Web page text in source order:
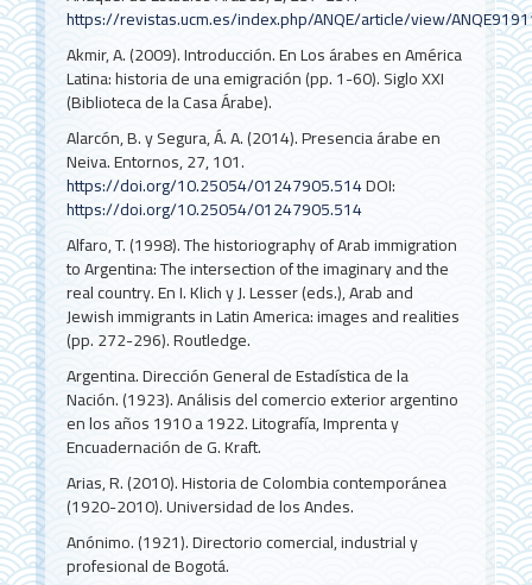
https://revistas.ucm.es/index.php/ANQE/article/view/
Akmir, A. (2009). Introducción. En Los árabes en América
Latina: historia de una emigración (pp. 1-60). Siglo XXI
(Biblioteca de la Casa Árabe).
Alarcón, B. y Segura, Á. A. (2014). Presencia árabe en
Neiva. Entornos, 27, 101.
https://doi.org/10.25054/01247905.514DOI:
https://doi.org/10.25054/01247905.514
Alfaro, T. (1998). The historiography of Arab immigration
to Argentina: The intersection of the imaginary and the
real country. En I. Klich y J. Lesser (eds.), Arab and
Jewish immigrants in Latin America: images and realities
(pp. 272-296). Routledge.
Argentina. Dirección General de Estadística de la
Nación. (1923). Análisis del comercio exterior argentino
en los años 1910 a 1922. Litografía, Imprenta y
Encuadernación de G. Kraft.
Arias, R. (2010). Historia de Colombia contemporánea
(1920-2010). Universidad de los Andes.
Anónimo. (1921). Directorio comercial, industrial y
profesional de Bogotá.